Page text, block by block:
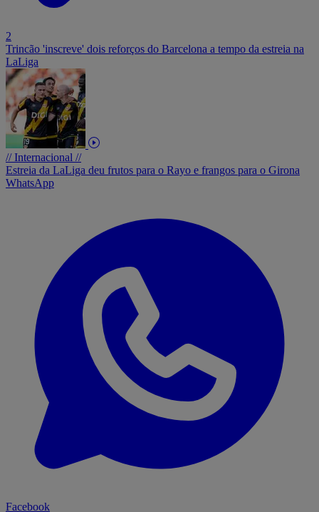
2
Trincão 'inscreve' dois reforços do Barcelona a tempo da estreia na
LaLiga
// Internacional //
Estreia da LaLiga deu frutos para o Rayo e frangos para o Girona
WhatsApp
Facebook